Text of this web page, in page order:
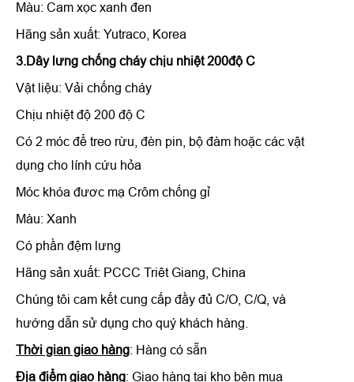
Màu: Cam xọc xanh đen
Hãng sản xuất: Yutraco, Korea
3.Dây lưng chống cháy chịu nhiệt 200độ C
Vật liệu: Vải chống cháy
Chịu nhiệt độ 200 độ C
Có 2 móc để treo rừu, đèn pin, bộ đàm hoặc các vật
dụng cho lính cứu hỏa
Móc khóa đươc mạ Crôm chống gỉ
Màu: Xanh
Có phần đệm lưng
Hãng sản xuất: PCCC Triêt Giang, China
Chúng tôi cam kết cung cấp đầy đủ C/O, C/Q, và
hướng dẫn sử dụng cho quý khách hàng.
Thời gian giao hàng: Hàng có sẵn
Địa điểm giao hàng: Giao hàng tại kho bên mua